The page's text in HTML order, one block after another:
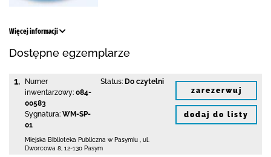
Więcej informacji
Dostępne egzemplarze
1.
Numer
inwentarzowy: 084-
00583
Sygnatura: WM-SP-
01
Status: Do czytelni
Miejska Biblioteka Publiczna w Pasymiu
ul.
Dworcowa 8 12-130 Pasym
zarezerwuj
dodaj do listy